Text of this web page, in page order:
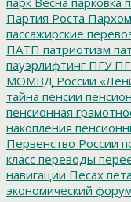
Партия Роста
пассажирские
ПАТП патриотизм
пауэрлифтинг ПГУ
МОМВД России
тайна пенсии
пенсионная
накопления
Первенство России
класс переводы
навигации Песах
экономический форум